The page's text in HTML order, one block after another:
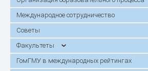
Международное сотрудничество
Советы
Факультеты
ГомГМУ в международных рейтингах